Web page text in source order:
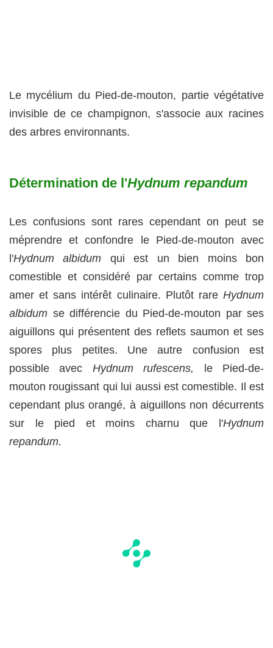
Le mycélium du Pied-de-mouton, partie végétative
invisible de ce champignon, s'associe aux racines
des arbres environnants.
Détermination de l'Hydnum repandum
Les confusions sont rares cependant on peut se
méprendre et confondre le Pied-de-mouton avec
l'Hydnum albidum qui est un bien moins bon
comestible et considéré par certains comme trop
amer et sans intérêt culinaire. Plutôt rare Hydnum
albidum se différencie du Pied-de-mouton par ses
aiguillons qui présentent des reflets saumon et ses
spores plus petites. Une autre confusion est
possible avec Hydnum rufescens,
le Pied-de-
mouton rougissant qui lui aussi est comestible. Il est
cependant plus orangé, à aiguillons non décurrents
sur le pied et moins charnu que l'Hydnum
repandum.